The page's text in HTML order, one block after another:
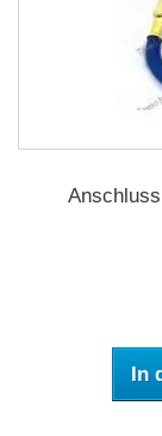
In